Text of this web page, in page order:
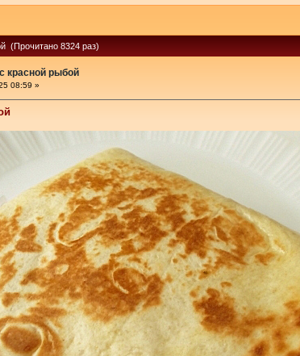
(Прочитано 8324 раз)
красной рыбой
08:59 »